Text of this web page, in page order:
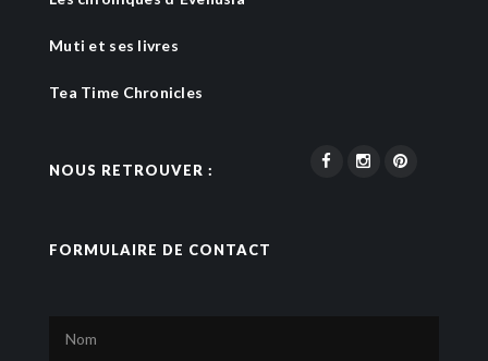
Muti et ses livres
Tea Time Chronicles
NOUS RETROUVER :
FORMULAIRE DE CONTACT